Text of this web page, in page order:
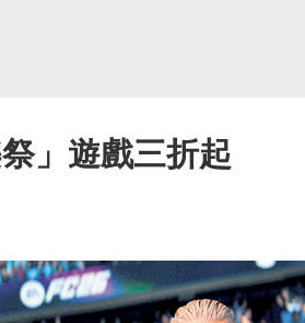
」遊戲三折起